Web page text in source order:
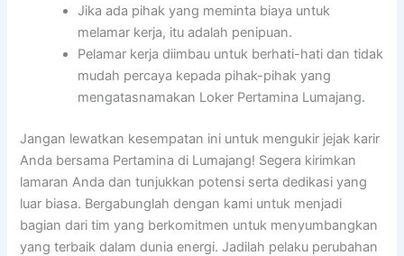
Jika ada pihak yang meminta biaya untuk
melamar kerja, itu adalah penipuan.
Pelamar kerja diimbau untuk berhati-hati dan tidak
mudah percaya kepada pihak-pihak yang
mengatasnamakan Loker Pertamina Lumajang.
Jangan lewatkan kesempatan ini untuk mengukir jejak karir
Anda bersama Pertamina di Lumajang! Segera kirimkan
lamaran Anda dan tunjukkan potensi serta dedikasi yang
luar biasa. Bergabunglah dengan kami untuk menjadi
bagian dari tim yang berkomitmen untuk menyumbangkan
yang terbaik dalam dunia energi. Jadilah pelaku perubahan